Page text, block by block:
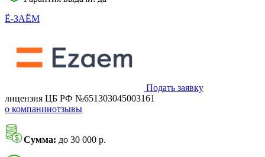
Ё-ЗАЁМ
Подать заявку
лицензия ЦБ РФ №651303045003161
о компанииотзывы
Сумма: до 30 000 р.